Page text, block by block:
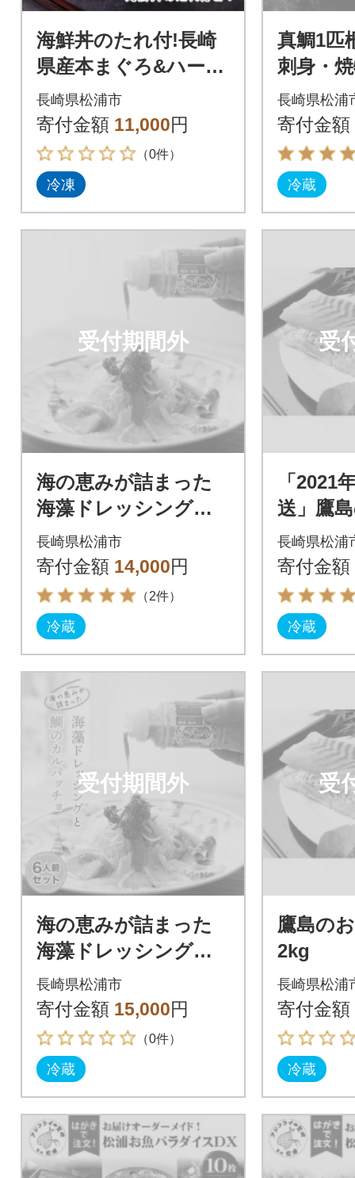
海鮮丼のたれ付!長崎
県産本まぐろ&ハーブ
仕立ての真鯛 柵セッ
ト2種300g
長崎県松浦市
寄付金額 11,000円
（0件）
冷凍
真鯛1匹
刺身・
いやす
鯛バイ
長崎県松浦
寄付金額
冷蔵
受付期間外
海の恵みが詰まった
海藻ドレッシングと
鯛のカルパッチョセ
ット6人前
長崎県松浦市
寄付金額 14,000円
（2件）
冷蔵
受
「2021
送」鷹
タイ(約
長崎県松浦
寄付金額
冷蔵
受付期間外
海の恵みが詰まった
海藻ドレッシングと
鯛のカルパッチョセ
ット6人前
長崎県松浦市
寄付金額 15,000円
（0件）
冷蔵
受
鷹島の
2kg
長崎県松浦
寄付金額
冷蔵